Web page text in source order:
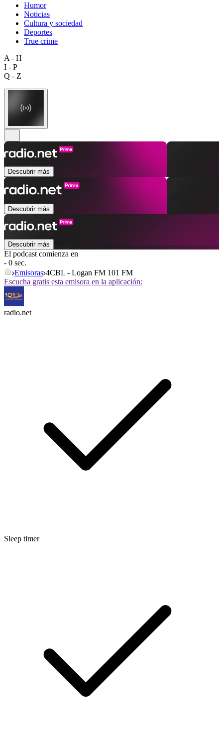
Humor
Noticias
Cultura y sociedad
Deportes
True crime
A - H
I - P
Q - Z
Descubrir más
Descubrir más
Descubrir más
El podcast comienza en
- 0 sec.
Emisoras 4CBL - Logan FM 101 FM
Escucha gratis esta emisora en la aplicación:
radio.net
Sleep timer